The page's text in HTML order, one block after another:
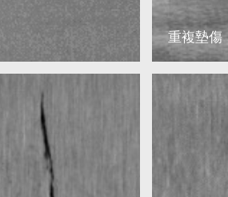
重複墊傷